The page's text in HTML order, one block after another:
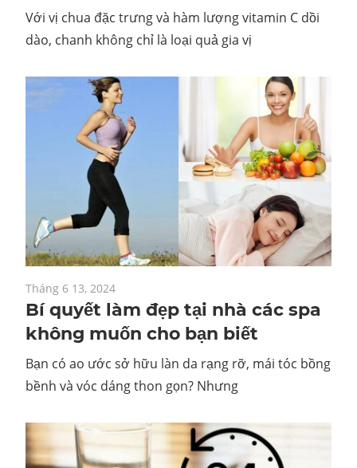
Với vị chua đặc trưng và hàm lượng vitamin C dồi
dào, chanh không chỉ là loại quả gia vị
Tháng 6 13, 2024
Bí quyết làm đẹp tại nhà các spa
không muốn cho bạn biết
Bạn có ao ước sở hữu làn da rạng rỡ, mái tóc bồng
bềnh và vóc dáng thon gọn? Nhưng